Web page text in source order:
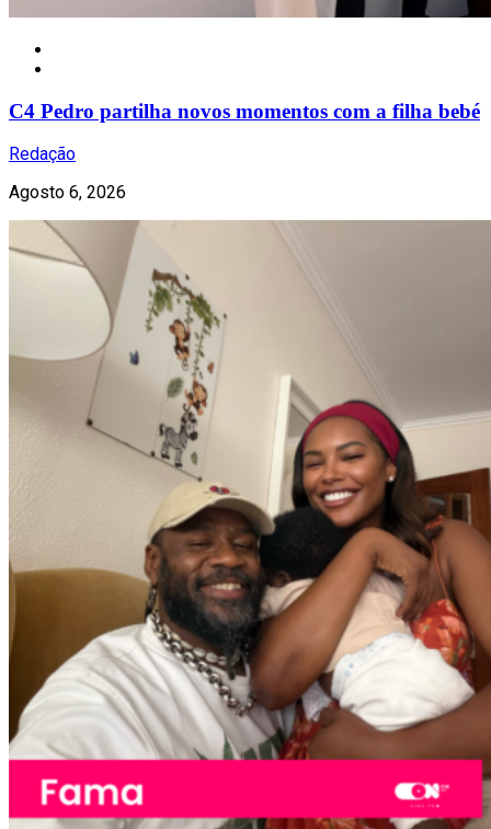
C4 Pedro partilha novos momentos com a filha bebé
Redação
Agosto 6, 2026